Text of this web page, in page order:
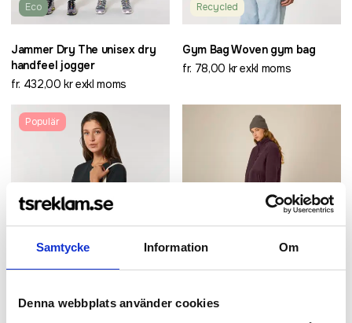
Samtycke Information Om
Denna webbplats använder cookies
Eco
Jammer Dry The unisex dry
handfeel jogger
fr. 432,00 kr exkl moms
Recycled
Gym Bag Woven gym bag
fr. 78,00 kr exkl moms
Populär